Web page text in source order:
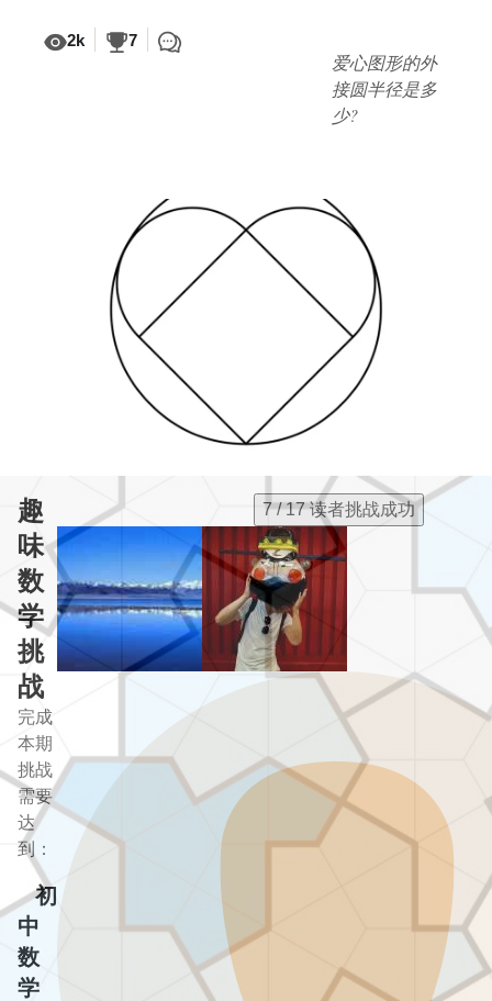
2k 7
爱心图形的外
接圆半径是多
少?
趣
味
数
学
挑
战
完成
本期
挑战
需要
达
到：
初
中
数
学
7 / 17 读者挑战成功